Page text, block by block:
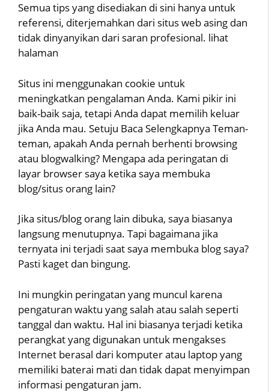
Semua tips yang disediakan di sini hanya untuk
referensi, diterjemahkan dari situs web asing dan
tidak dinyanyikan dari saran profesional. lihat
halaman
Situs ini menggunakan cookie untuk
meningkatkan pengalaman Anda. Kami pikir ini
baik-baik saja, tetapi Anda dapat memilih keluar
jika Anda mau. Setuju Baca Selengkapnya Teman-
teman, apakah Anda pernah berhenti browsing
atau blogwalking? Mengapa ada peringatan di
layar browser saya ketika saya membuka
blog/situs orang lain?
Jika situs/blog orang lain dibuka, saya biasanya
langsung menutupnya. Tapi bagaimana jika
ternyata ini terjadi saat saya membuka blog saya?
Pasti kaget dan bingung.
Ini mungkin peringatan yang muncul karena
pengaturan waktu yang salah atau salah seperti
tanggal dan waktu. Hal ini biasanya terjadi ketika
perangkat yang digunakan untuk mengakses
Internet berasal dari komputer atau laptop yang
memiliki baterai mati dan tidak dapat menyimpan
informasi pengaturan jam.